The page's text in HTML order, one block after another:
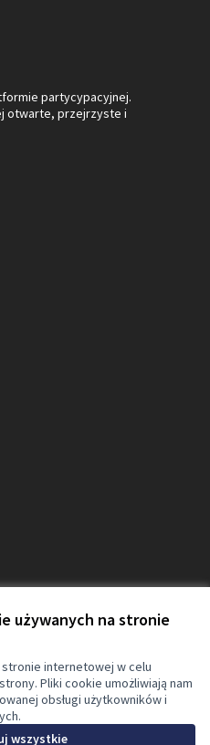
używanych na stronie
internetowej w celu
Pliki cookie umożliwiają nam
obsługi użytkowników i
wszystkie
partycypacyjnej.
otwarte, przejrzyste i
Licencja
(Link